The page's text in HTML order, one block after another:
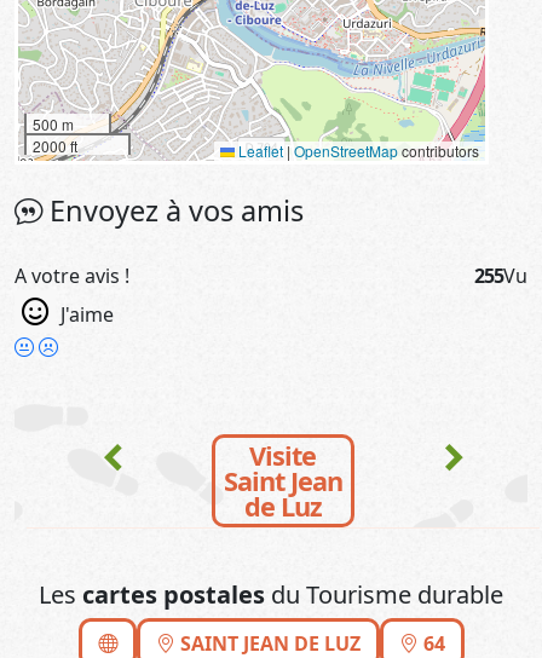
500 m
2000 ft
Leaflet | OpenStreetMapcontributors
Envoyez à vos amis
A votre avis !
J'aime
255Vu
chevron_left Visite
Saint Jean
de Luz
chevron_right
Les cartes postales du Tourisme durable
SAINT JEAN DE LUZ
64